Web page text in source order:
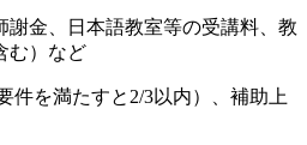
謝金、日本語教室等の受講料、教
む）など
件を満たすと2/3以内）、補助上